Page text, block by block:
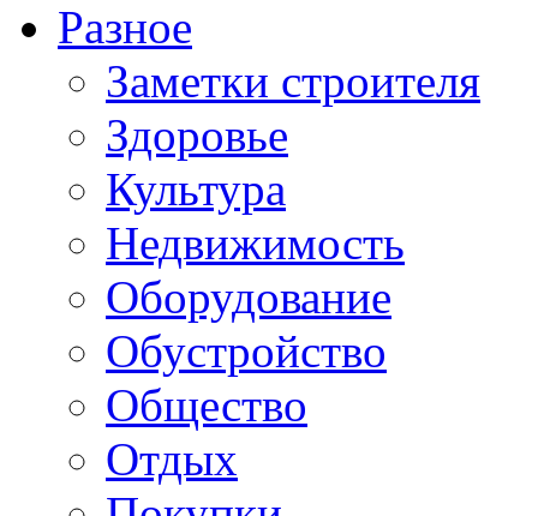
Разное
Заметки строителя
Здоровье
Культура
Недвижимость
Оборудование
Обустройство
Общество
Отдых